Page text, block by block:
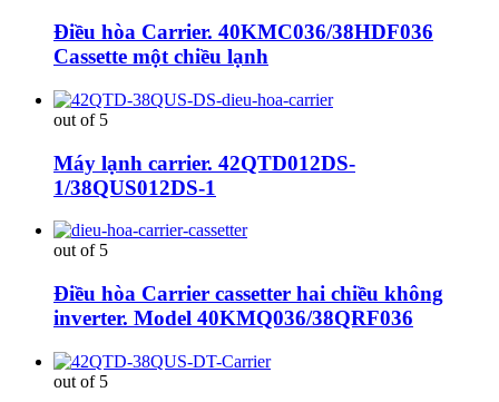
Điều hòa Carrier. 40KMC036/38HDF036
Cassette một chiều lạnh
out of 5
Máy lạnh carrier. 42QTD012DS-
1/38QUS012DS-1
out of 5
Điều hòa Carrier cassetter hai chiều không
inverter. Model 40KMQ036/38QRF036
out of 5